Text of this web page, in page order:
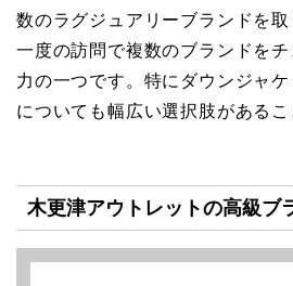
数のラグジュアリーブランドを取
一度の訪問で複数のブランドを
力の一つです。特にダウンジャ
についても幅広い選択肢があるこ
木更津アウトレットの高級ブ